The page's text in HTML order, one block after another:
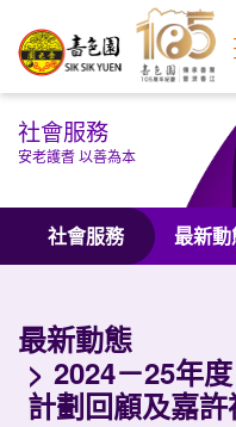
社會服務
安老護耆 以善為本
社會服務 最新動
最新動態
2024－25年
計劃回顧及嘉許